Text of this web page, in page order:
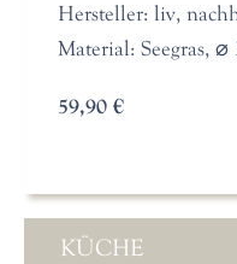
Hersteller: liv,
Material: Seegras, ⌀
59,90 €
KÜCHE